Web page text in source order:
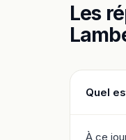
Les
Quel
À ce